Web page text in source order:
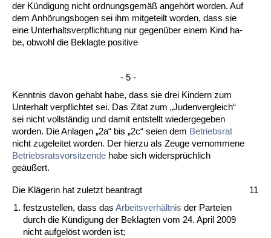
der Kündi­gung nicht ord­nungs­gemäß an­gehört wor­den. Auf
dem Anhörungs­bo­gen sei ihm mit­ge­teilt wor­den, dass sie
ei­ne Un­ter­halts­ver­pflich­tung nur ge­genüber ei­nem Kind ha­
be, ob­wohl die Be­klag­te po­si­ti­ve
- 5 -
Kennt­nis da­von ge­habt ha­be, dass sie drei Kin­dern zum
Un­ter­halt ver­pflich­tet sei. Das Zi­tat zum „Ju­den­ver­gleich“
sei nicht vollständig und da­mit ent­stellt wie­der­ge­ge­ben
wor­den. Die An­la­gen „2a“ bis „2c“ sei­en dem Be­triebs­rat
nicht zu­ge­lei­tet wor­den. Der hier­zu als Zeu­ge ver­nom­me­ne
Be­triebs­rats­vor­sit­zen­de ha­be sich wi­dersprüchlich
geäußert.
Die Kläge­rin hat zu­letzt be­an­tragt
fest­zu­stel­len, dass das Ar­beits­verhält­nis der Par­tei­en
durch die Kündi­gung der Be­klag­ten vom 24. April 2009
nicht auf­gelöst wor­den ist;
11